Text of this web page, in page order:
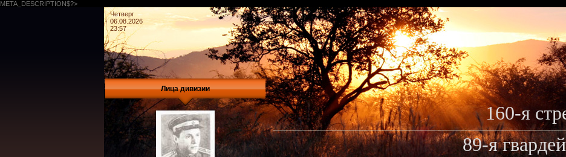
META_DESCRIPTION$?>
Четверг
06.08.2026
23:57
Лица дивизии
160-я
89-я